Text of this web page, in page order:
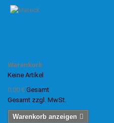
Warenkorb
Keine Artikel
0,00 € Gesamt
Gesamt zzgl. MwSt.
Warenkorb anzeigen